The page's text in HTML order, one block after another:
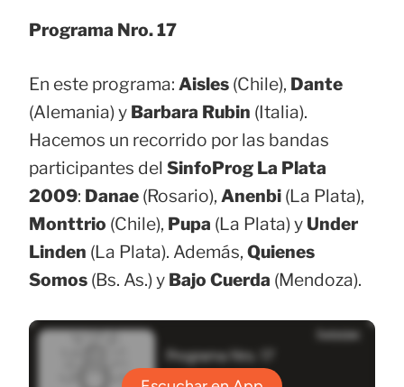
Programa Nro. 17
En este programa: Aisles (Chile), Dante
(Alemania) y Barbara Rubin (Italia).
Hacemos un recorrido por las bandas
participantes del SinfoProg La Plata
2009: Danae (Rosario), Anenbi (La Plata),
Monttrio (Chile), Pupa (La Plata) y Under
Linden (La Plata). Además, Quienes
Somos (Bs. As.) y Bajo Cuerda (Mendoza).